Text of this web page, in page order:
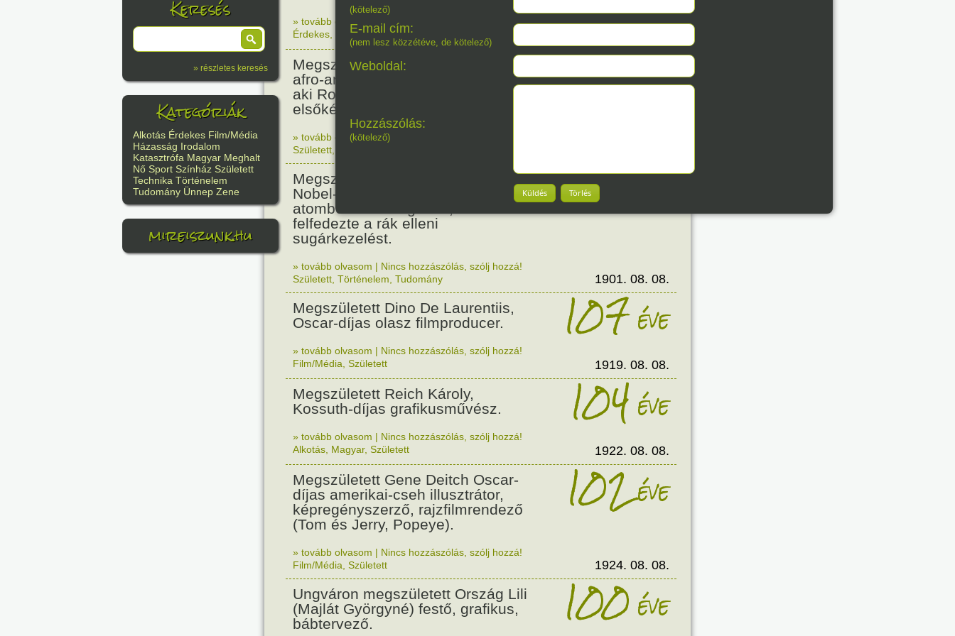
Keresés
» részletes keresés
Kategóriák
Alkotás Érdekes Film/Média
Házasság Irodalom
Katasztrófa Magyar Meghalt
Nő Sport Színház Született
Technika Történelem
Tudomány Ünnep Zene
mireiszunk.hu
» tovább olvasom
Nincs hozzászólás, szólj hozzá!
Érdekes
Magyar
Megszületett Matthew A. Henson
afro-amerikai származású segítő,
aki Robert Peary felfedezővel
elsőként járt az Északi-sarkon.
160éve
» tovább olvasom|Nincs hozzászólás, szólj hozzá!
Született
Megszületett Ernest Lawrence,
Nobel-díjas amerikai fizikus, aki az
atombombán dolgozott, és
felfedezte a rák elleni
sugárkezelést.
125
» tovább olvasom | Nincs hozzászólás, szólj hozzá!
Született Történelem Tudomány 1901. 08. 08.
Megszületett Dino De Laurentiis,
Oscar-díjas olasz filmproducer.
107éve
» tovább olvasom | Nincs hozzászólás, szólj hozzá!
Film/Média Született 1919. 08. 08.
Megszületett Reich Károly,
Kossuth-díjas grafikusművész.
104éve
» tovább olvasom | Nincs hozzászólás, szólj hozzá!
Alkotás Magyar, Született 1922. 08. 08.
Megszületett Gene Deitch Oscar-
díjas amerikai-cseh illusztrátor,
képregényszerző, rajzfilmrendező
(Tom és Jerry, Popeye).
102éve
» tovább olvasom | Nincs hozzászólás, szólj hozzá!
Film/Média Született 1924. 08. 08.
Ungváron megszületett Ország Lili
(Majlát Györgyné) festő, grafikus,
bábtervező.
100éve
(kötelező)
E-mail cím:
(nem lesz közzétéve, de kötelező)
Weboldal:
Hozzászólás:
(kötelező)
Küldés Törlés